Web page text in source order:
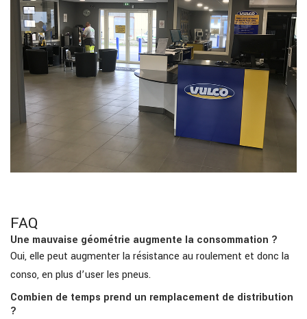
FAQ
Une mauvaise géométrie augmente la consommation ?
Oui, elle peut augmenter la résistance au roulement et donc la
conso, en plus d’user les pneus.
Combien de temps prend un remplacement de distribution
?